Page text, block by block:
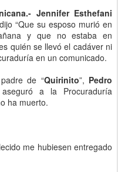
Jennifer Esthefani
dijo “Que su esposo murió en
y que no estaba en
quién se llevó el cadáver ni
en un comunicado.
de “Quirinito”, Pedro
a la Procuraduría
ha muerto.
me hubiesen entregado